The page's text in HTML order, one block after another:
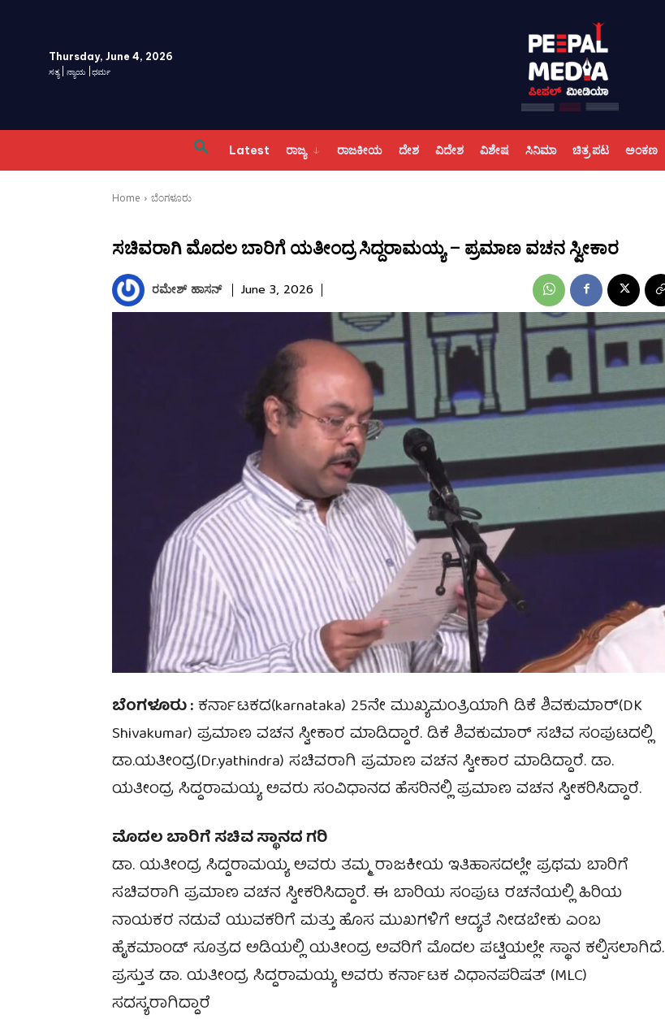
Thursday, June 4, 2026
ಸತ್ಯ | ನ್ಯಾಯ |ಧರ್ಮ
Latest ರಾಜ್ಯ ರಾಜಕೀಯ ದೇಶ ವಿದೇಶ ವಿಶೇಷ ಸಿನಿಮಾ ಚಿತ್ರ ಪಟ ಅಂಕಣ
Home ಬೆಂಗಳೂರು
ಸಚಿವರಾಗಿ ಮೊದಲ ಬಾರಿಗೆ ಯತೀಂದ್ರ ಸಿದ್ದರಾಮಯ್ಯ – ಪ್ರಮಾಣ ವಚನ ಸ್ವೀಕಾರ
ರಮೇಶ್‌ ಹಾಸನ್‌ June 3, 2026
ಬೆಂಗಳೂರು :ಕರ್ನಾಟಕದ(karnataka) 25ನೇ ಮುಖ್ಯಮಂತ್ರಿಯಾಗಿ ಡಿಕೆ ಶಿವಕುಮಾರ್‌(DK
Shivakumar) ಪ್ರಮಾಣ ವಚನ ಸ್ವೀಕಾರ ಮಾಡಿದ್ದಾರೆ. ಡಿಕೆ ಶಿವಕುಮಾರ್‌ ಸಚಿವ ಸಂಪುಟದಲ್ಲಿ
ಡಾ.ಯತೀಂದ್ರ(Dr.yathindra) ಸಚಿವರಾಗಿ ಪ್ರಮಾಣ ವಚನ ಸ್ವೀಕಾರ ಮಾಡಿದ್ದಾರೆ. ಡಾ.
ಯತೀಂದ್ರ ಸಿದ್ದರಾಮಯ್ಯ ಅವರು ಸಂವಿಧಾನದ ಹೆಸರಿನಲ್ಲಿ ಪ್ರಮಾಣ ವಚನ ಸ್ವೀಕರಿಸಿದ್ದಾರೆ.
ಮೊದಲ ಬಾರಿಗೆ ಸಚಿವ ಸ್ಥಾನದ ಗರಿ
ಡಾ. ಯತೀಂದ್ರ ಸಿದ್ದರಾಮಯ್ಯ ಅವರು ತಮ್ಮ ರಾಜಕೀಯ ಇತಿಹಾಸದಲ್ಲೇ ಪ್ರಥಮ ಬಾರಿಗೆ
ಸಚಿವರಾಗಿ ಪ್ರಮಾಣ ವಚನ ಸ್ವೀಕರಿಸಿದ್ದಾರೆ. ಈ ಬಾರಿಯ ಸಂಪುಟ ರಚನೆಯಲ್ಲಿ ಹಿರಿಯ
ನಾಯಕರ ನಡುವೆ ಯುವಕರಿಗೆ ಮತ್ತು ಹೊಸ ಮುಖಗಳಿಗೆ ಆದ್ಯತೆ ನೀಡಬೇಕು ಎಂಬ
ಹೈಕಮಾಂಡ್ ಸೂತ್ರದ ಅಡಿಯಲ್ಲಿ ಯತೀಂದ್ರ ಅವರಿಗೆ ಮೊದಲ ಪಟ್ಟಿಯಲ್ಲೇ ಸ್ಥಾನ ಕಲ್ಪಿಸಲಾಗಿದೆ.
ಪ್ರಸ್ತುತ ಡಾ. ಯತೀಂದ್ರ ಸಿದ್ದರಾಮಯ್ಯ ಅವರು ಕರ್ನಾಟಕ ವಿಧಾನಪರಿಷತ್ (MLC)
ಸದಸ್ಯರಾಗಿದ್ದಾರೆ